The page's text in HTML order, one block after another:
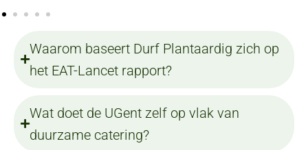
Waarom baseert Durf Plantaardig zich op
het EAT-Lancet rapport?
Wat doet de UGent zelf op vlak van
duurzame catering?